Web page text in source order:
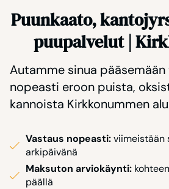
Puunkaato,
puupalvelut |
Autamme sinua
nopeasti eroon puista,
kannoista Kirkkonummen
Vastaus nopeasti:viimeistään
arkipäivänä
Maksuton arviokäynti:
päällä